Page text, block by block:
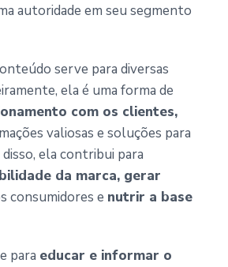
autoridade em seu segmento
serve para diversas
ela é uma forma de
com os clientes,
valiosas e soluções para
ela contribui para
da marca, gerar
consumidores e nutrir a base
para educar e informar o